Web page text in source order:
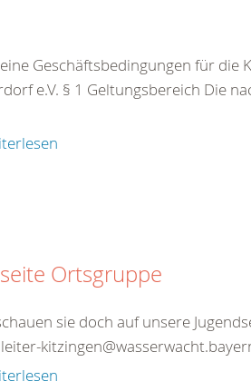
Geschäftsbedingungen für die
e.V. § 1 Geltungsbereich Die
Ortsgruppe
sie doch auf unsere